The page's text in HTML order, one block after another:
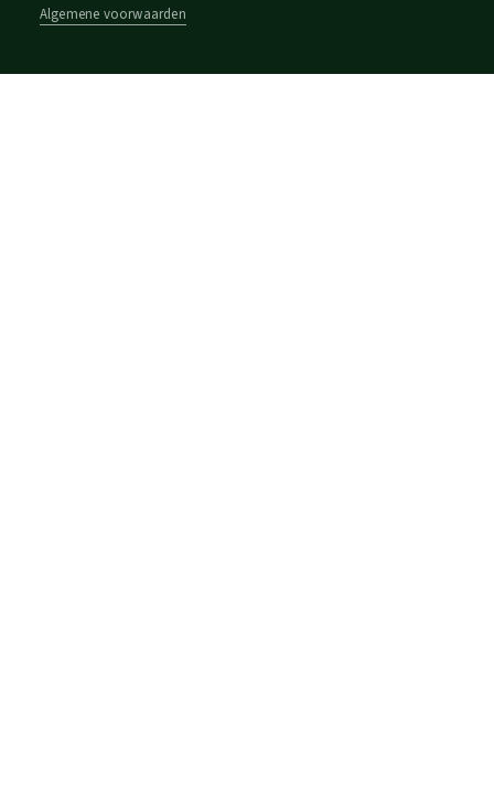
Algemene voorwaarden